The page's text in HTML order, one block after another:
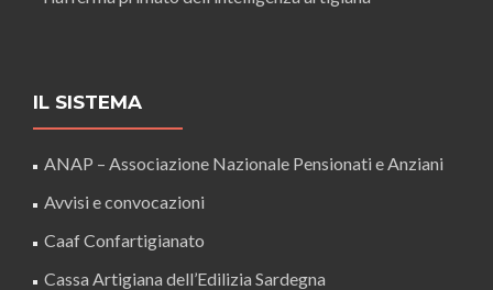
IL SISTEMA
ANAP – Associazione Nazionale Pensionati e Anziani
Avvisi e convocazioni
Caaf Confartigianato
Cassa Artigiana dell’Edilizia Sardegna